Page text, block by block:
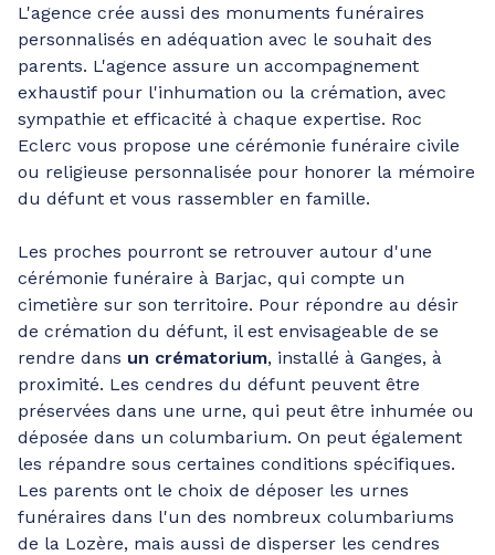
L'agence crée aussi des monuments funéraires
personnalisés en adéquation avec le souhait des
parents. L'agence assure un accompagnement
exhaustif pour l'inhumation ou la crémation, avec
sympathie et efficacité à chaque expertise. Roc
Eclerc vous propose une cérémonie funéraire civile
ou religieuse personnalisée pour honorer la mémoire
du défunt et vous rassembler en famille.
Les proches pourront se retrouver autour d'une
cérémonie funéraire à Barjac, qui compte un
cimetière sur son territoire. Pour répondre au désir
de crémation du défunt, il est envisageable de se
rendre dans un crématorium, installé à Ganges, à
proximité. Les cendres du défunt peuvent être
préservées dans une urne, qui peut être inhumée ou
déposée dans un columbarium. On peut également
les répandre sous certaines conditions spécifiques.
Les parents ont le choix de déposer les urnes
funéraires dans l'un des nombreux columbariums
de la Lozère, mais aussi de disperser les cendres